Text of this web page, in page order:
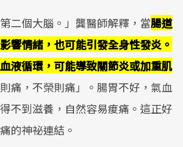
二個大腦。」龔醫師解釋，當腸道
響情緒，也可能引發全身性發炎。
液循環，可能導致關節炎或加重肌
則痛，不榮則痛」。腸胃不好，氣血
不到滋養，自然容易痠痛。這正好
的神祕連結。